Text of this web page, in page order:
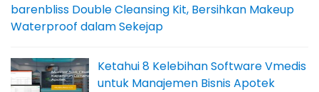
barenbliss Double Cleansing Kit, Bersihkan Makeup
Waterproof dalam Sekejap
Ketahui 8 Kelebihan Software Vmedis
untuk Manajemen Bisnis Apotek